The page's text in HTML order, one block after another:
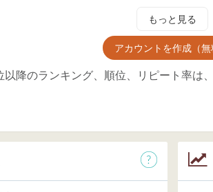
もっと見る
アカウントを作成（無
以降のランキング、順位、リピート率は